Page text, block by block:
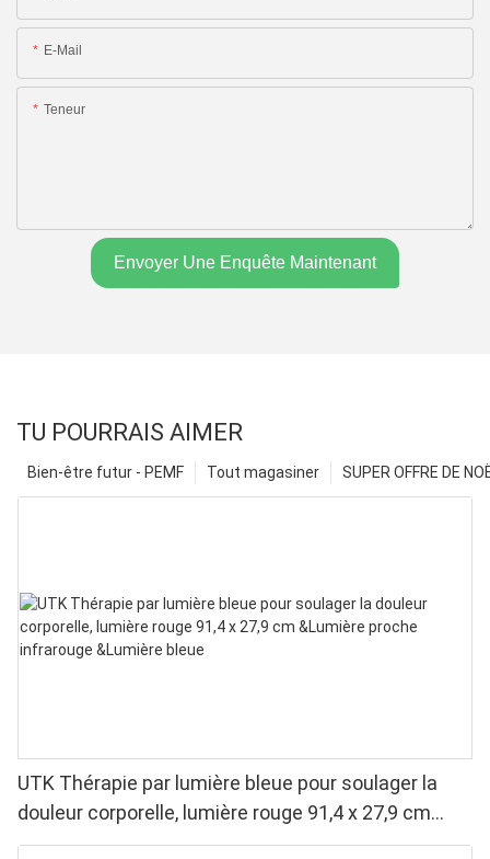
E-Mail
Teneur
Envoyer Une Enquête Maintenant
TU POURRAIS AIMER
SUPER OFFRE DE
Tout magasiner
Bien-être futur - PEMF
UTK Thérapie par lumière bleue pour soulager la
douleur corporelle, lumière rouge 91,4 x 27,9 cm
&Lumière proche infrarouge &Lumière bleue